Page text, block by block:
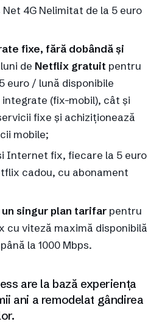
Net 4G Nelimitat de la 5 euro
fixe, fără dobândă și
de Netflix gratuit pentru
euro / lună disponibile
(fix-mobil), cât și
fixe și achiziționează
mobile;
Internet fix, fiecare la 5 euro
cadou, cu abonament
un singur plan tarifar pentru
cu viteză maximă disponibilă
la 1000 Mbps.
are la bază experiența
ani a remodelat gândirea